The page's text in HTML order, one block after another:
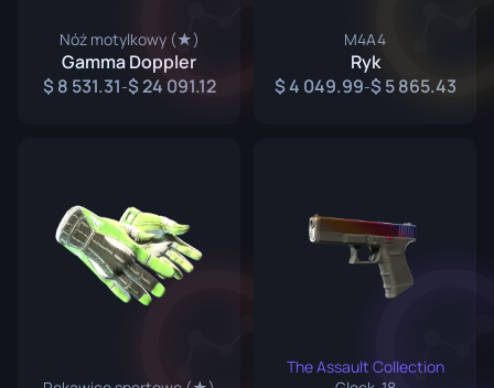
Nóż motylkowy (★)
Gamma Doppler
8 531.31- 24 091.12
M4A4
Ryk
4 049.99- 5 865.43
The Assault Collection